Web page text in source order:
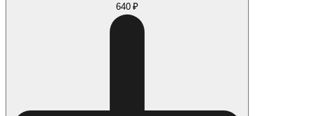
640 ₽